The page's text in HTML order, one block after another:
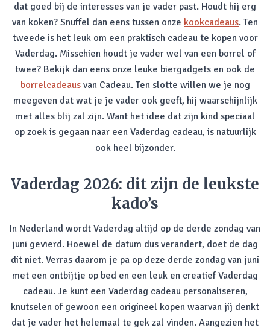
dat goed bij de interesses van je vader past. Houdt hij erg
van koken? Snuffel dan eens tussen onze kookcadeaus. Ten
tweede is het leuk om een praktisch cadeau te kopen voor
Vaderdag. Misschien houdt je vader wel van een borrel of
twee? Bekijk dan eens onze leuke biergadgets en ook de
borrelcadeausvan Cadeau. Ten slotte willen we je nog
meegeven dat wat je je vader ook geeft, hij waarschijnlijk
met alles blij zal zijn. Want het idee dat zijn kind speciaal
op zoek is gegaan naar een Vaderdag cadeau, is natuurlijk
ook heel bijzonder.
Vaderdag 2026: dit zijn de leukste
kado’s
In Nederland wordt Vaderdag altijd op de derde zondag van
juni gevierd. Hoewel de datum dus verandert, doet de dag
dit niet. Verras daarom je pa op deze derde zondag van juni
met een ontbijtje op bed en een leuk en creatief Vaderdag
cadeau. Je kunt een Vaderdag cadeau personaliseren,
knutselen of gewoon een origineel kopen waarvan jij denkt
dat je vader het helemaal te gek zal vinden. Aangezien het